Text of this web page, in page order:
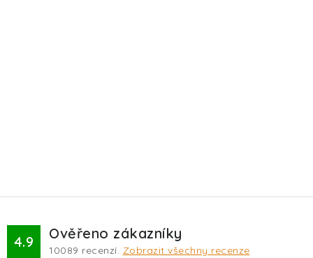
4.9 Ověřeno zákazníky
10089 recenzí. Zobrazit všechny recenze